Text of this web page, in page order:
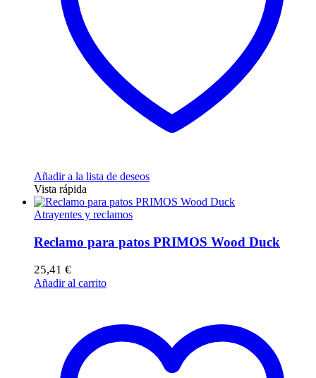
Añadir a la lista de deseos
Vista rápida
Atrayentes y reclamos
Reclamo para patos PRIMOS Wood Duck
25,41 €
Añadir al carrito